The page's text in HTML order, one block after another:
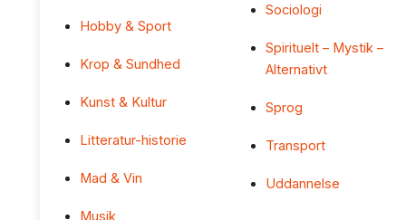
Hobby & Sport
Krop & Sundhed
Kunst & Kultur
Litteratur-historie
Mad & Vin
Musik
Sociologi
Spirituelt – Mystik –
Alternativt
Sprog
Transport
Uddannelse